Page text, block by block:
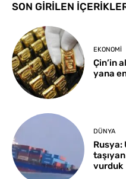
SON GİRİLEN
EKONOMI
Çin’in
yana
DÜNYA
Rusya:
vurduk